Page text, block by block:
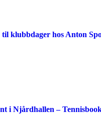
til klubbdager hos Anton
i Njårdhallen –